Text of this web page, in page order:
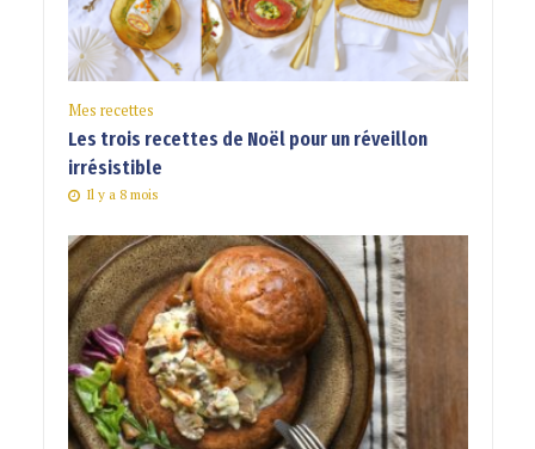
Mes recettes
Les trois recettes de Noël pour un réveillon
irrésistible
Il y a 8 mois